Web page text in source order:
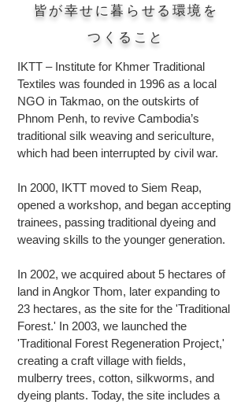
皆が幸せに暮らせる環境を
​つくること
IKTT – Institute for Khmer Traditional
Textiles was founded in 1996 as a local
NGO in Takmao, on the outskirts of
Phnom Penh, to revive Cambodia’s
traditional silk weaving and sericulture,
which had been interrupted by civil war.
In 2000, IKTT moved to Siem Reap,
opened a workshop, and began accepting
trainees, passing traditional dyeing and
weaving skills to the younger generation.
In 2002, we acquired about 5 hectares of
land in Angkor Thom, later expanding to
23 hectares, as the site for the 'Traditional
Forest.' In 2003, we launched the
'Traditional Forest Regeneration Project,'
creating a craft village with fields,
mulberry trees, cotton, silkworms, and
dyeing plants. Today, the site includes a